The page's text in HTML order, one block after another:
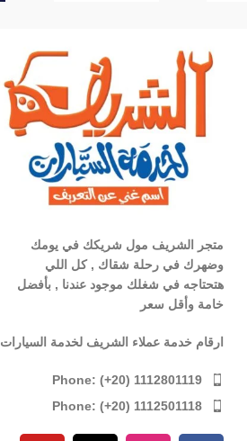
متجر الشريف مول شريكك في يومك
وضهرك في رحلة شقاك , كل اللي
هتحتاجه في شغلك موجود عندنا , بأفضل
خامة وأقل سعر
ارقام خدمة عملاء الشريف لخدمة السيارات
Phone: (+20) 1112801119
Phone: (+20) 1112501118